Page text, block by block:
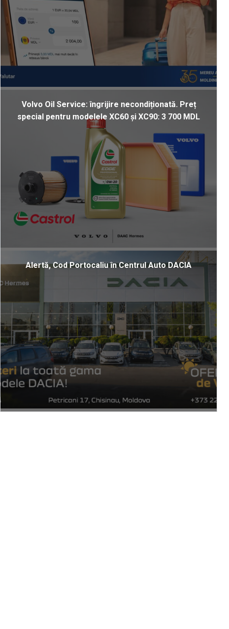
Volvo Oil Service: îngrijire necondiționată. Preț
special pentru modelele XC60 și XC90: 3 700 MDL
Alertă, Cod Portocaliu în Centrul Auto DACIA